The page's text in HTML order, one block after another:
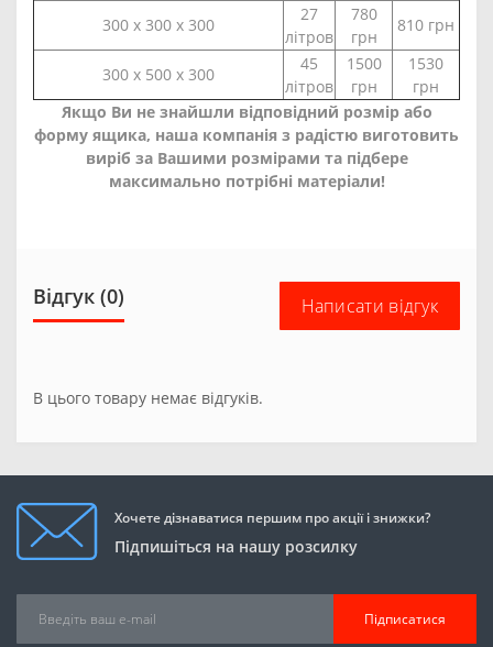
300 х 300 х 300
27
літров
780
грн
810 грн
300 х 500 х 300
45
літров
1500
грн
1530
грн
Якщо Ви не знайшли відповідний розмір або
форму ящика, наша компанія з радістю виготовить
виріб за Вашими розмірами та підбере
максимально потрібні матеріали!
Відгук (0) Написати відгук
В цього товару немає відгуків.
Хочете дізнаватися першим про акції і знижки?
Підпишіться на нашу розсилку
Підписатися